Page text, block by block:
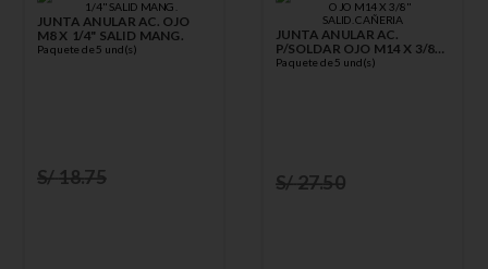
JUNTA ANULAR AC. OJO
M8 X 1/4" SALID MANG.
Paquete de 5 und(s)
S/ 18.75
JUNTA ANULAR AC.
P/SOLDAR OJO M14 X 3/8"
SALID.CAÑERIA
Paquete de 5 und(s)
S/27.50